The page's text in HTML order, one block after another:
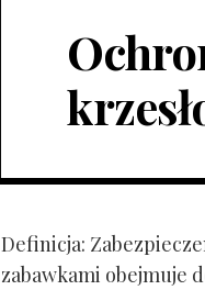
Definicja:
zabawkami obejmuje